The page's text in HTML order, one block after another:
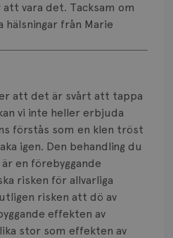
vara det. Tacksam om
hälsningar från Marie
att det är svårt att tappa
vi inte heller erbjuda
förstås som en klen tröst
igen. Den behandling du
en förebyggande
risken för allvarliga
risken att dö av
effekten av
stor som effekten av